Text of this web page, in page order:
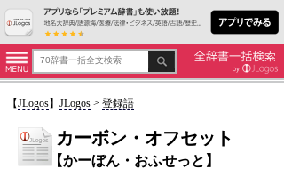
【JLogos】 JLogos> 登録語
カーボン・オフセット
【かーぼん・おふせっと】